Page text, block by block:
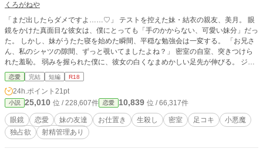
くろがねや
​「まだ出したらダメですよ……♡」 ​テストを控えた妹・結衣の親友、美月。 眼
鏡をかけた真面目な彼女は、僕にとっても「手のかからない、可愛い妹分」だっ
た。 ​しかし、妹がうたた寝を始めた瞬間、平穏な勉強会は一変する。 ​「お兄さ
ん、私のシャツの隙間、ずっと覗いてましたよね？」 ​密室の自室、突きつけら
れた羞恥。 弱みを握られた僕に、彼女の白くなまめかしい足先が伸びる。 ​ジー
ンズ越しに伝わる、柔らかな足の熱。 眼鏡の奥で妖しく潤む瞳。 ​「我慢できな
い悪い子には……お仕置きが必要ですよね？」 ​一度解放された快楽は、彼女の
甘い毒によって「生殺し」の支配へと変わっていく。 出したいのに、出せな
い。 逃げ場のない密室。小悪魔な彼女に身も心も搾り取られる、至福の地獄が
幕を開ける。
恋愛 完結 短編 R18
24h.ポイント 21pt
小説 25,010 位 / 228,607件 恋愛 10,839 位 / 66,317件
眼鏡 恋愛 妹の友達 お仕置き 生殺し 密室 足コキ
小悪魔
独占欲
射精管理あり